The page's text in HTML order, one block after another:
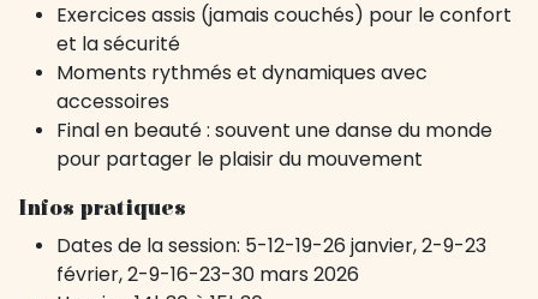
Exercices assis (jamais couchés) pour le confort
et la sécurité
Moments rythmés et dynamiques avec
accessoires
Final en beauté : souvent une danse du monde
pour partager le plaisir du mouvement
Infos pratiques
Dates de la session: 5-12-19-26 janvier, 2-9-23
février, 2-9-16-23-30 mars 2026